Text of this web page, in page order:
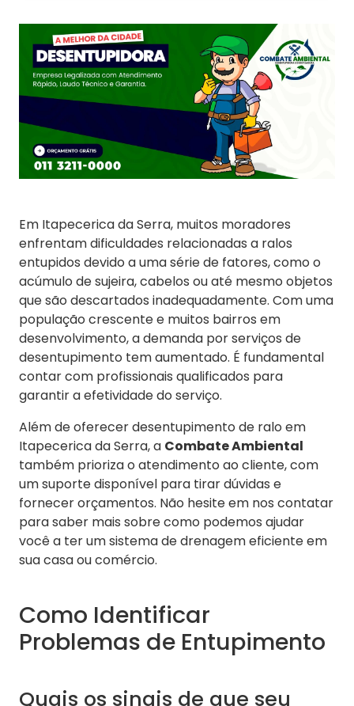
Em Itapecerica da Serra, muitos moradores
enfrentam dificuldades relacionadas a ralos
entupidos devido a uma série de fatores, como o
acúmulo de sujeira, cabelos ou até mesmo objetos
que são descartados inadequadamente. Com uma
população crescente e muitos bairros em
desenvolvimento, a demanda por serviços de
desentupimento tem aumentado. É fundamental
contar com profissionais qualificados para
garantir a efetividade do serviço.
Além de oferecer desentupimento de ralo em
Itapecerica da Serra, a Combate Ambiental
também prioriza o atendimento ao cliente, com
um suporte disponível para tirar dúvidas e
fornecer orçamentos. Não hesite em nos contatar
para saber mais sobre como podemos ajudar
você a ter um sistema de drenagem eficiente em
sua casa ou comércio.
Como Identificar
Problemas de Entupimento
Quais os sinais de que seu